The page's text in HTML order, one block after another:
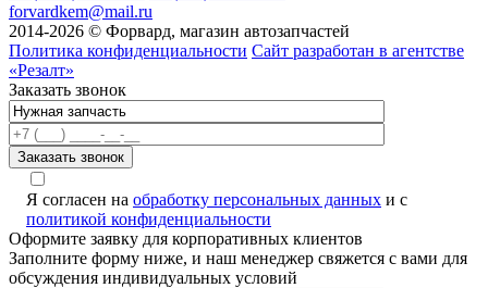
forvardkem@mail.ru
2014-2026 © Форвард, магазин автозапчастей
Политика конфиденциальности Сайт разработан в агентстве
«Резалт»
Заказать звонок
Я согласен на обработку персональных данных и с
политикой конфиденциальности
Оформите заявку для корпоративных клиентов
Заполните форму ниже, и наш менеджер свяжется с вами для
обсуждения индивидуальных условий